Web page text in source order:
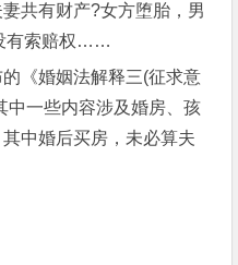
妻共有财产?女方堕胎，男
有索赔权……
《婚姻法解释三(征求意
中一些内容涉及婚房、孩
中婚后买房，未必算夫